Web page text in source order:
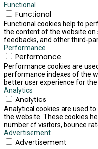
Functional
Functional
Functional cookies help to
the content of the website
feedbacks, and other third-
Performance
Performance
Performance cookies are
performance indexes of the
better user experience for the
Analytics
Analytics
Analytical cookies are used
the website. These cookies
number of visitors, bounce
Advertisement
Advertisement